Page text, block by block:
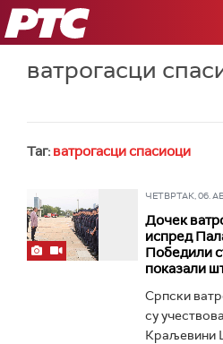
РТС
ватрогасци
Таг: ватрогасци спасиоци
ЧЕТВРТАК, 06.
Дочек
испред
Победили
показали
Српски
су
Краљевини